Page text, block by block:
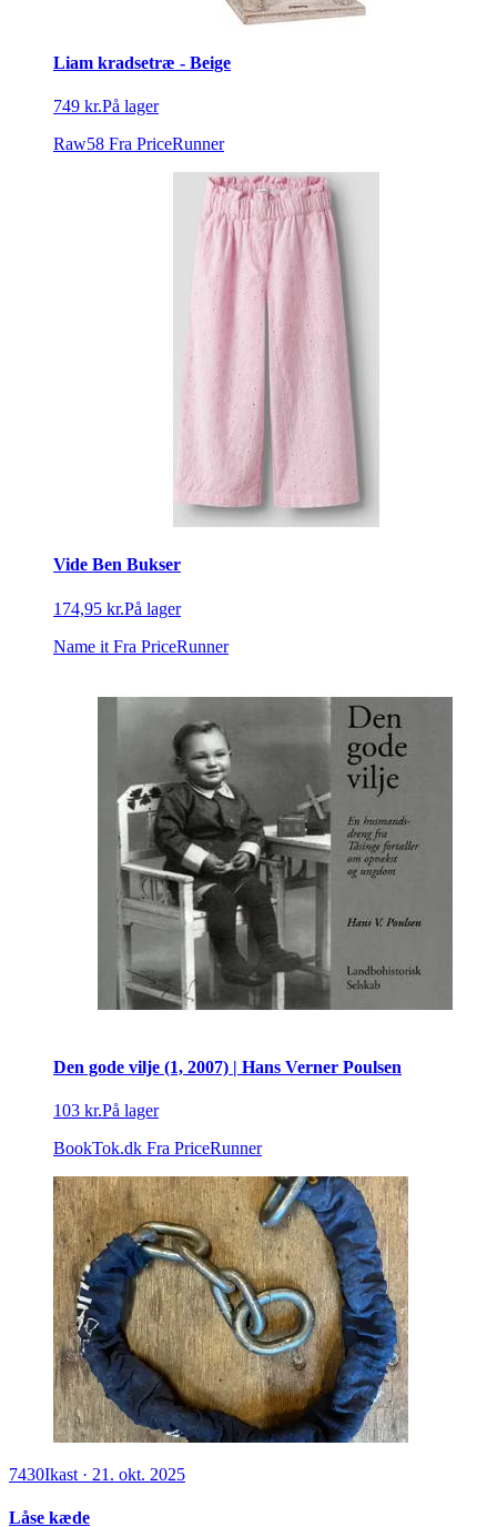
Liam kradsetræ - Beige
749 kr.På lager
Raw58 Fra PriceRunner
Vide Ben Bukser
174,95 kr.På lager
Name it Fra PriceRunner
Den gode vilje (1, 2007) | Hans Verner Poulsen
103 kr.På lager
BookTok.dk Fra PriceRunner
7430Ikast · 21. okt. 2025
Låse kæde